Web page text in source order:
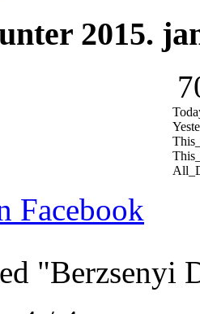
2015.
Facebook
"Berzsenyi